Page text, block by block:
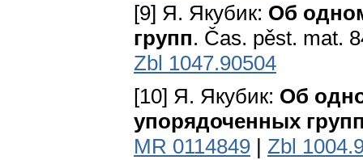
[9] Я. Якубик: Об
групп. Čas. pěst. mat.
Zbl 1047.90504
[10] Я. Якубик: Об
упорядоченных
MR 0114849 | Zbl